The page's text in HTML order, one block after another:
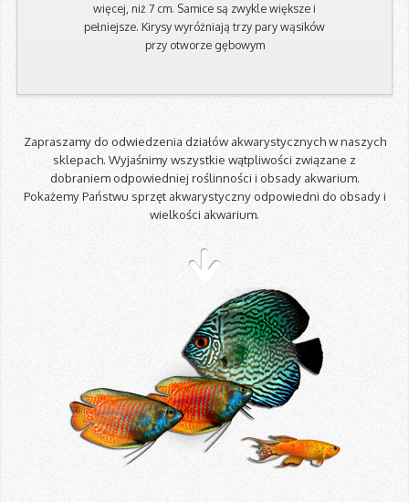
więcej, niż 7 cm. Samice są zwykle większe i
pełniejsze. Kirysy wyróżniają trzy pary wąsików
przy otworze gębowym
Zapraszamy do odwiedzenia działów akwarystycznych w naszych
sklepach. Wyjaśnimy wszystkie wątpliwości związane z
dobraniem odpowiedniej roślinności i obsady akwarium.
Pokażemy Państwu sprzęt akwarystyczny odpowiedni do obsady i
wielkości akwarium.